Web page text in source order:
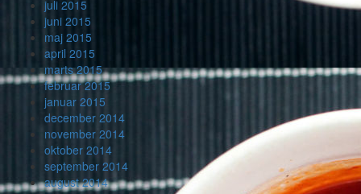
juli 2015
juni 2015
maj 2015
april 2015
marts 2015
februar 2015
januar 2015
december 2014
november 2014
oktober 2014
september 2014
august 2014